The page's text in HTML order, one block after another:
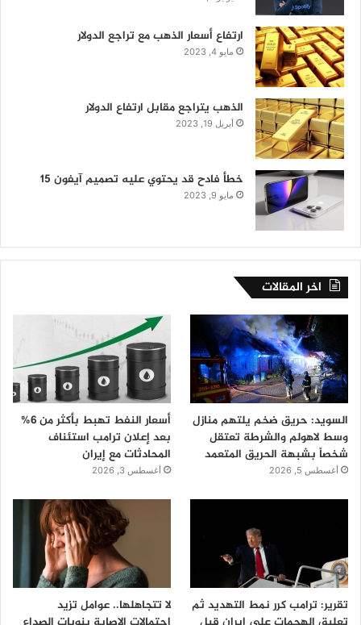
ارتفاع أسعار الذهب مع تراجع الدولار
مايو 4, 2023
الذهب يتراجع مقابل ارتفاع الدولار
أبريل 19, 2023
خطأ فادح قد يحتوي عليه تصميم آيفون 15
مايو 9, 2023
اخر المقالات
السويد: حريق ضخم يلتهم منازل
وسط لاهولم والشرطة تعتقل
شخصاً بشبهة الحريق المتعمد
أغسطس 5, 2026
أسعار النفط تهبط بأكثر من 6%
بعد إعلان ترامب استئناف
المحادثات مع إيران
أغسطس 3, 2026
تقرير: ترامب كرر نمط التهديد ثم
لا تتجاهلها.. عوامل تزيد